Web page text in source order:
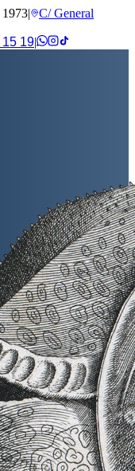
1973|
C/ General
19|